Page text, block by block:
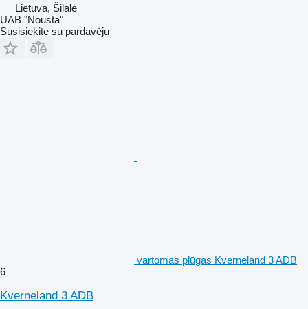
Lietuva, Šilalė
UAB "Nousta"
Susisiekite su pardavėju
vartomas plūgas Kverneland 3 ADB
6
Kverneland 3 ADB